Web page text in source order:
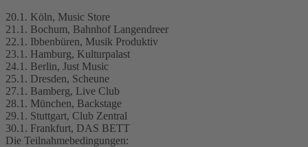
20.1. Köln, Music Store
21.1. Bochum, Bahnhof Langendreer
22.1. Ibbenbüren, Musik Produktiv
23.1. Hamburg, Kulturpalast
24.1. Berlin, Just Music
25.1. Dresden, Scheune
27.1. Bamberg, Live Club
28.1. München, Backstage
29.1. Stuttgart, Club Zentral
30.1. Frankfurt, DAS BETT
Die Teilnahmebedingungen: